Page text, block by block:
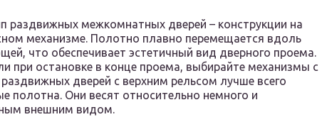
раздвижных межкомнатных дверей – конструкции на
механизме. Полотно плавно перемещается вдоль
что обеспечивает эстетичный вид дверного проема.
при остановке в конце проема, выбирайте механизмы с
дверей с верхним рельсом лучше всего
полотна. Они весят относительно немного и
внешним видом.